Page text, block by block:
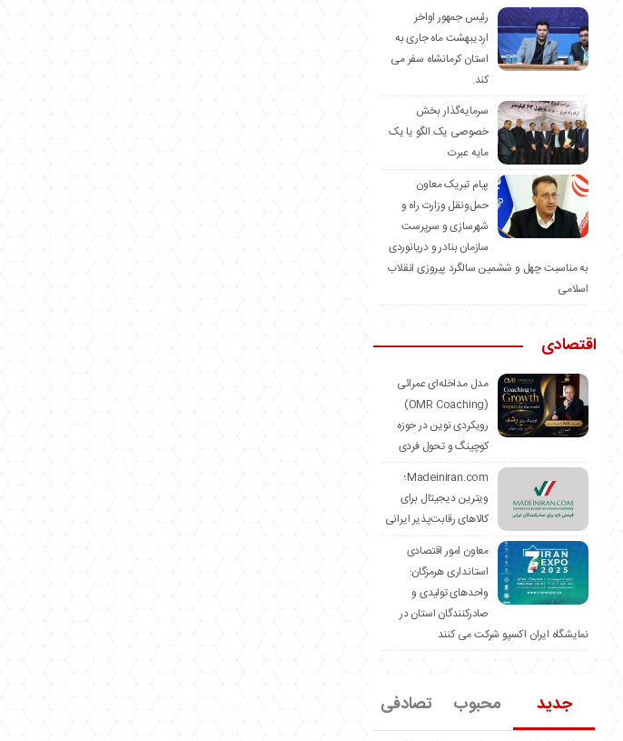
رئیس جمهور اواخر
اردیبهشت ماه جاری به
استان کرمانشاه سفر می
کند.
سرمایه‌گذار بخش
خصوصی یک الگو یا یک
مایه عبرت
️پیام تبریک معاون
حمل‌ونقل وزارت راه و
شهرسازی و سرپرست
سازمان بنادر و دریانوردی
به مناسبت چهل و ششمین سالگرد پیروزی انقلاب
اسلامی
اقتصادی
مدل مداخله‌ای عمرائی
(OMR Coaching)
رویکردی نوین در حوزه
کوچینگ و تحول فردی
Madeiniran.com؛
ویترین دیجیتال برای
کالاهای رقابت‌پذیر ایرانی
معاون امور اقتصادی
استانداری هرمزگان:
واحدهای تولیدی و
صادرکنندگان استان در
نمایشگاه ایران اکسپو شرکت می کنند
جدید محبوب تصادفی